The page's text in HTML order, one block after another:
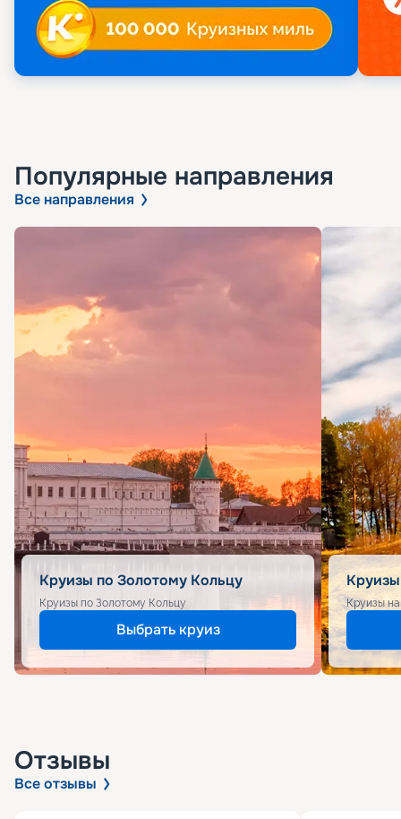
Популярные направления
Все направления
Круизы по Золотому Кольцу
Круизы по Золотому Кольцу
Выбрать круиз
Круизы
Отзывы
Все отзывы